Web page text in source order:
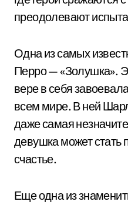
преодолевают
Одна из самых
Перро — «Золушка».
вере в себя
всем мире. В ней
даже самая
девушка может стать
счастье.
Еще одна из